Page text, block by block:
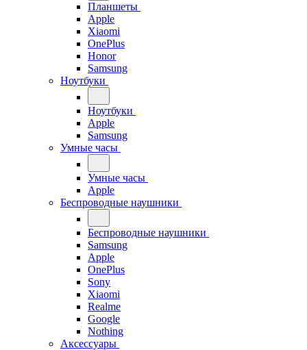
Планшеты
Apple
Xiaomi
OnePlus
Honor
Samsung
Ноутбуки
Ноутбуки
Apple
Samsung
Умные часы
Умные часы
Apple
Беспроводные наушники
Беспроводные наушники
Samsung
Apple
OnePlus
Sony
Xiaomi
Realme
Google
Nothing
Аксессуары